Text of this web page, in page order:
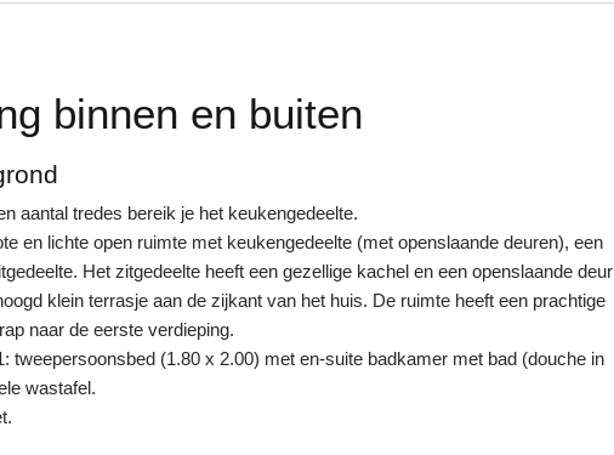
binnen en buiten
aantal tredes bereik je het keukengedeelte.
en lichte open ruimte met keukengedeelte (met openslaande deuren), een
Het zitgedeelte heeft een gezellige kachel en een openslaande deur
klein terrasje aan de zijkant van het huis. De ruimte heeft een prachtige
naar de eerste verdieping.
tweepersoonsbed (1.80 x 2.00) met en-suite badkamer met bad (douche in
wastafel.